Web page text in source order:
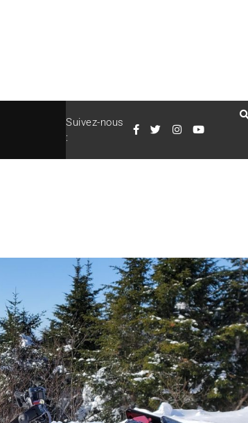
Suivez-nous
: